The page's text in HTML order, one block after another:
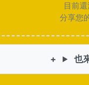
目前
分享您
也